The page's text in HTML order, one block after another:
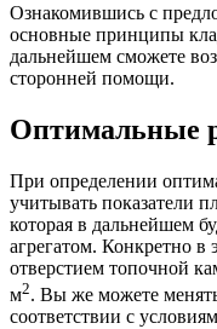
Ознакомившись с
основные принципы
дальнейшем сможете
сторонней помощи.
Оптимальные
При определении
учитывать показатели
которая в дальнейшем
агрегатом. Конкретно в
отверстием топочной
м2. Вы же можете
соответствии с